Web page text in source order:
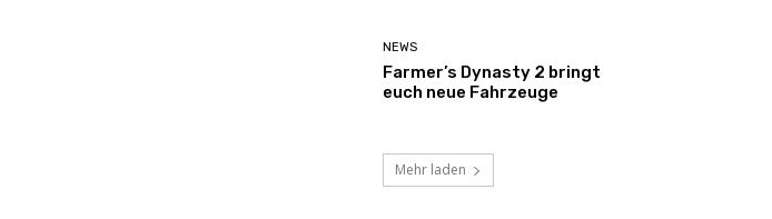
NEWS
Farmer’s Dynasty 2 bringt
euch neue Fahrzeuge
Mehr laden